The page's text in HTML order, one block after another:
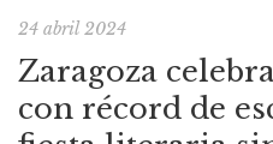
24 abril 2024
Zaragoza
con récord de